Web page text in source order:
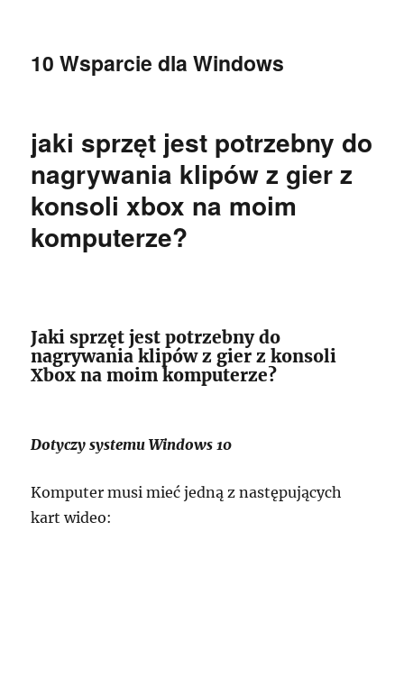
10 Wsparcie dla Windows
jaki sprzęt jest potrzebny do
nagrywania klipów z gier z
konsoli xbox na moim
komputerze?
Jaki sprzęt jest potrzebny do
nagrywania klipów z gier z konsoli
Xbox na moim komputerze?
Dotyczy systemu Windows 10
Komputer musi mieć jedną z następujących
kart wideo: